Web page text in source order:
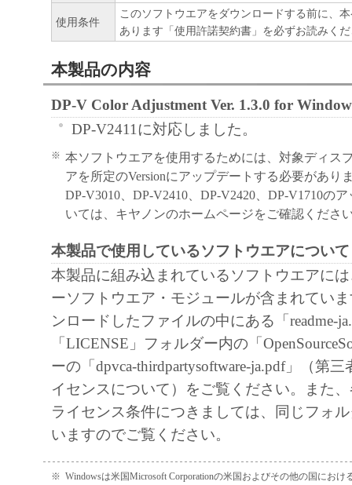
使用条件
このソフトウエアをダウンロードする前に、
あります「使用許諾契約書」を必ずお読みく
本製品の内容
DP-V Color Adjustment Ver. 1.3.0 for
DP-V2411に対応しました。
※ 本ソフトウエアを使用するためには、対象ディス
アを所定のVersionにアップデートする必要があり
DP-V3010、DP-V2410、DP-V2420、DP-V1710の
いては、キヤノンのホームページをご確認くださ
本製品で使用しているソフトウエアについて
本製品に組み込まれているソフトウエアに
ーソフトウエア・モジュールが含まれてい
ンロードしたファイルの中にある「readme-
「LICENSE」フォルダー内の「
ーの「dpvca-thirdpartysoftware-ja.pdf」（第
イセンスについて）をご覧ください。また
ライセンス条件につきましては、同じフォ
いますのでご覧ください。
※ Windowsは米国Microsoft Corporationの米国およびその他の国におけ